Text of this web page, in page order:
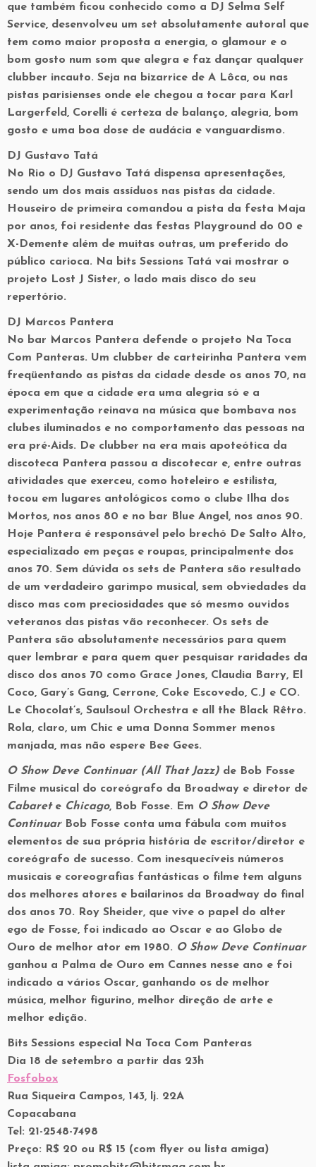
que também ficou conhecido como a DJ Selma Self
Service, desenvolveu um set absolutamente autoral que
tem como maior proposta a energia, o glamour e o
bom gosto num som que alegra e faz dançar qualquer
clubber incauto. Seja na bizarrice de A Lôca, ou nas
pistas parisienses onde ele chegou a tocar para Karl
Largerfeld, Corelli é certeza de balanço, alegria, bom
gosto e uma boa dose de audácia e vanguardismo.
DJ Gustavo Tatá
No Rio o DJ Gustavo Tatá dispensa apresentações,
sendo um dos mais assíduos nas pistas da cidade.
Houseiro de primeira comandou a pista da festa Maja
por anos, foi residente das festas Playground do 00 e
X-Demente além de muitas outras, um preferido do
público carioca. Na bits Sessions Tatá vai mostrar o
projeto Lost J Sister, o lado mais disco do seu
repertório.
DJ Marcos Pantera
No bar Marcos Pantera defende o projeto Na Toca
Com Panteras. Um clubber de carteirinha Pantera vem
freqüentando as pistas da cidade desde os anos 70, na
época em que a cidade era uma alegria só e a
experimentação reinava na música que bombava nos
clubes iluminados e no comportamento das pessoas na
era pré-Aids. De clubber na era mais apoteótica da
discoteca Pantera passou a discotecar e, entre outras
atividades que exerceu, como hoteleiro e estilista,
tocou em lugares antológicos como o clube Ilha dos
Mortos, nos anos 80 e no bar Blue Angel, nos anos 90.
Hoje Pantera é responsável pelo brechó De Salto Alto,
especializado em peças e roupas, principalmente dos
anos 70. Sem dúvida os sets de Pantera são resultado
de um verdadeiro garimpo musical, sem obviedades da
disco mas com preciosidades que só mesmo ouvidos
veteranos das pistas vão reconhecer. Os sets de
Pantera são absolutamente necessários para quem
quer lembrar e para quem quer pesquisar raridades da
disco dos anos 70 como Grace Jones, Claudia Barry, El
Coco, Gary’s Gang, Cerrone, Coke Escovedo, C.J e CO.
Le Chocolat’s, Saulsoul Orchestra e all the Black Rêtro.
Rola, claro, um Chic e uma Donna Sommer menos
manjada, mas não espere Bee Gees.
O Show Deve Continuar (All That Jazz) de Bob Fosse
Filme musical do coreógrafo da Broadway e diretor de
Cabarete Chicago, Bob Fosse. Em O Show Deve
ContinuarBob Fosse conta uma fábula com muitos
elementos de sua própria história de escritor/diretor e
coreógrafo de sucesso. Com inesquecíveis números
musicais e coreografias fantásticas o filme tem alguns
dos melhores atores e bailarinos da Broadway do final
dos anos 70. Roy Sheider, que vive o papel do alter
ego de Fosse, foi indicado ao Oscar e ao Globo de
Ouro de melhor ator em 1980. O Show Deve Continuar
ganhou a Palma de Ouro em Cannes nesse ano e foi
indicado a vários Oscar, ganhando os de melhor
música, melhor figurino, melhor direção de arte e
melhor edição.
Bits Sessions especial Na Toca Com Panteras
Dia 18 de setembro a partir das 23h
Fosfobox
Rua Siqueira Campos, 143, lj. 22A
Copacabana
Tel: 21-2548-7498
Preço: R$ 20 ou R$ 15 (com flyer ou lista amiga)